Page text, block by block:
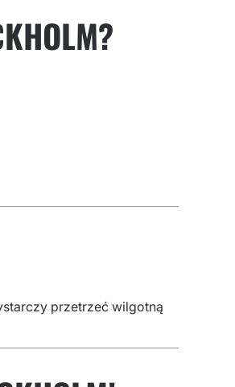
przetrzeć wilgotną